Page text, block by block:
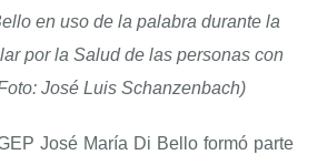
en uso de la palabra durante la
por la Salud de las personas con
José Luis Schanzenbach)
José María Di Bello formó parte